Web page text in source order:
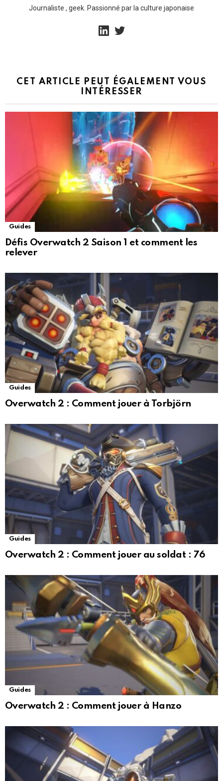
Journaliste , geek. Passionné par la culture japonaise
linkedin
CET ARTICLE PEUT ÉGALEMENT VOUS
INTÉRESSER
Guides
Défis Overwatch 2 Saison 1 et comment les
relever
Guides
Overwatch 2 : Comment jouer à Torbjörn
Guides
Overwatch 2 : Comment jouer au soldat : ​​76
Guides
Overwatch 2 : Comment jouer à Hanzo